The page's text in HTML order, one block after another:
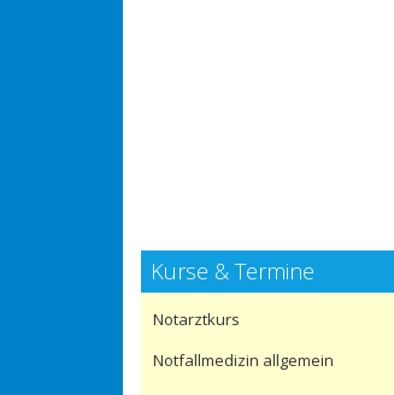
Kurse & Termine
Notarztkurs
Notfallmedizin allgemein